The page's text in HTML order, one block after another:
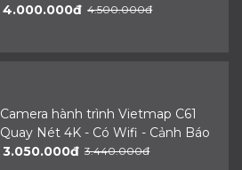
4.000.000đ 4.500.000đ
Camera hành trình Vietmap C61
Quay Nét 4K - Có Wifi - Cảnh Báo
3.050.000đ 3.440.000đ